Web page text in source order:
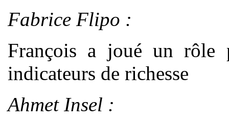
Fabrice Flipo :
François a joué un rôle
indicateurs de richesse
Ahmet Insel :